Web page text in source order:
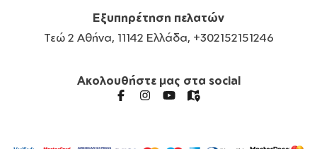
Εξυπηρέτηση πελατών
Τεώ 2 Αθήνα, 11142 Ελλάδα, +302152151246
Ακολουθήστε μας στα social